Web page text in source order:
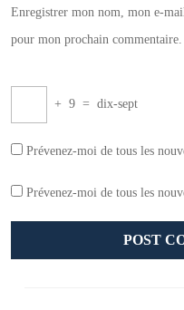
Enregistrer mon nom, mon e-
pour mon prochain commentaire.
+ 9 = dix-sept
Prévenez-moi de tous les
Prévenez-moi de tous les